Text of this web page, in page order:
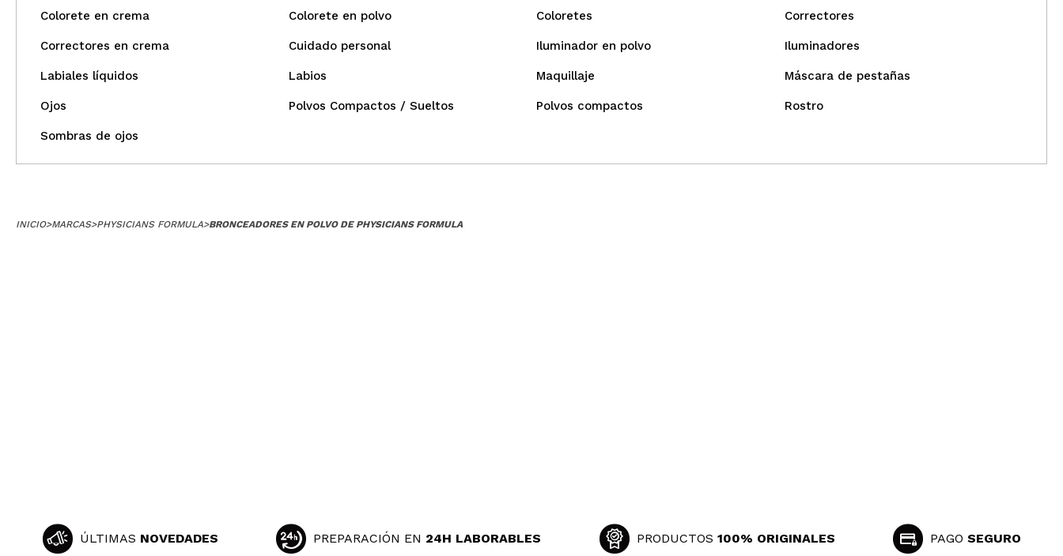
Colorete en crema Colorete en polvo Coloretes Correctores
Correctores en crema Cuidado personal Iluminador en polvo Iluminadores
Labiales líquidos Labios Maquillaje Máscara de pestañas
Ojos Polvos Compactos / Sueltos Polvos compactos Rostro
Sombras de ojos
INICIO>MARCAS>PHYSICIANS FORMULA>BRONCEADORES EN POLVO DE PHYSICIANS FORMULA
ÚLTIMAS NOVEDADES PREPARACIÓN EN 24H LABORABLES PRODUCTOS 100% ORIGINALES PAGO SEGURO